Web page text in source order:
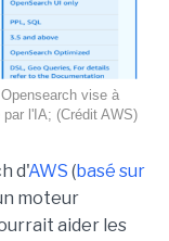
vise à
l'IA; (Crédit AWS)
d'AWS (basé sur
moteur
aider les